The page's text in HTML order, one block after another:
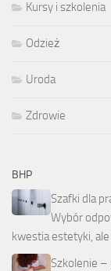
Kursy i szkolenia
Odzież
Uroda
Zdrowie
BHP
Szafki dla
Wybór
kwestia estetyki,
Szkolenie –